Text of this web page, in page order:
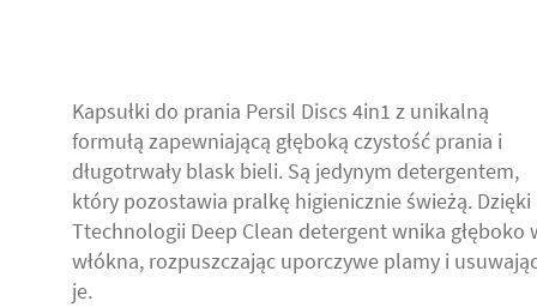
Kapsułki do prania Persil Discs 4in1 z unikalną
formułą zapewniającą głęboką czystość prania i
długotrwały blask bieli. Są jedynym detergentem,
który pozostawia pralkę higienicznie świeżą. Dzięki
Ttechnologii Deep Clean detergent wnika głęboko
włókna, rozpuszczając uporczywe plamy i
je.